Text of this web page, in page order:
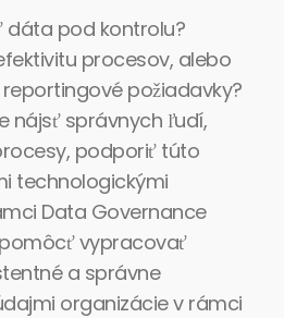
dáta pod kontrolu?
procesov, alebo
požiadavky?
nájsť správnych ľudí,
podporiť túto
technologickými
Data Governance
vypracovať
a správne
organizácie v rámci